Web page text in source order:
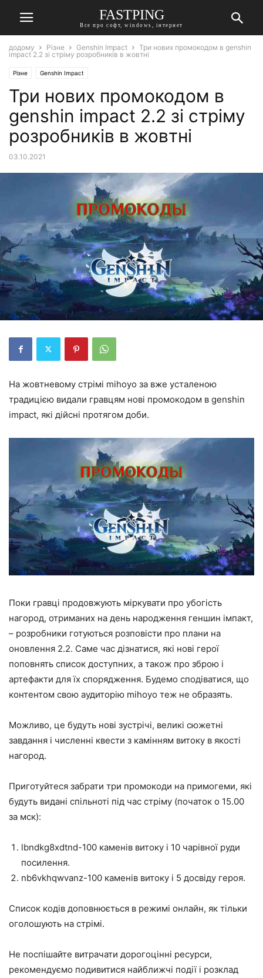
FASTPING
Все про софт, windows, інтернет
додому Різне Genshin Impact
Три нових промокодом в genshin
impact 2.2 зі стріму розробників в жовтні
Різне Genshin Impact
Три нових промокодом в
genshin impact 2.2 зі стріму
розробників в жовтні
03.10.2021
На жовтневому стрімі mihoyo за вже усталеною
традицією видали гравцям нові промокодом в genshin
impact, які дійсні протягом доби.
Поки гравці продовжують міркувати про убогість
нагород, отриманих на день народження геншин імпакт,
– розробники готуються розповісти про плани на
оновлення 2.2. Саме час дізнатися, які нові герої
поповнять список доступних, а також про зброю і
артефакти для їх спорядження. Будемо сподіватися, що
контентом свою аудиторію mihoyo теж не образять.
Можливо, це будуть нові зустрічі, великі сюжетні
завдання і численні квести з камінням витоку в якості
нагород.
Приготуйтеся забрати три промокоди на примогеми, які
будуть видані спільноті під час стріму (початок о 15.00
за мск):
lbndkg8xdtnd-100 каменів витоку і 10 чарівної руди
посилення.
nb6vkhqwvanz-100 каменів витоку і 5 досвіду героя.
Список кодів доповнюється в режимі онлайн, як тільки
оголошують на стрімі.
Не поспішайте витрачати дорогоцінні ресурси,
рекомендуємо подивитися найближчі події і розклад